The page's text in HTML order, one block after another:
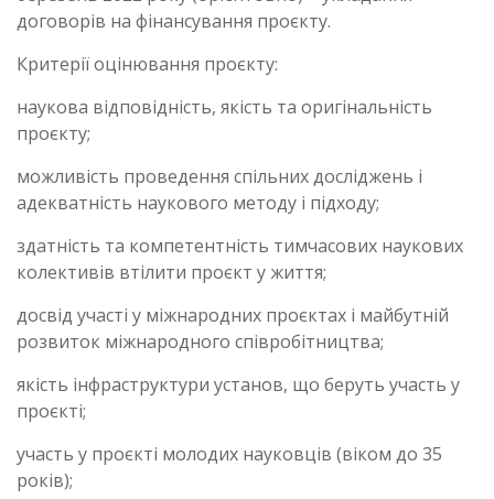
договорів на фінансування проєкту.
Критерії оцінювання проєкту:
наукова відповідність, якість та оригінальність
проєкту;
можливість проведення спільних досліджень і
адекватність наукового методу і підходу;
здатність та компетентність тимчасових наукових
колективів втілити проєкт у життя;
досвід участі у міжнародних проєктах і майбутній
розвиток міжнародного співробітництва;
якість інфраструктури установ, що беруть участь у
проєкті;
участь у проєкті молодих науковців (віком до 35
років);